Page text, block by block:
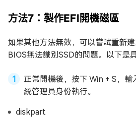
方法7：製作EFI開機磁區
如果其他方法無效，可以嘗試重新
BIOS無法識別SSD的問題。以下是
正常開機後，按下 Win + S，
統管理員身份執行。
diskpart